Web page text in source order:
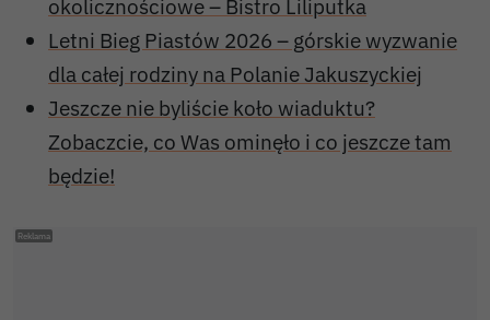
okolicznościowe – Bistro Liliputka
Letni Bieg Piastów 2026 – górskie wyzwanie
dla całej rodziny na Polanie Jakuszyckiej
Jeszcze nie byliście koło wiaduktu?
Zobaczcie, co Was ominęło i co jeszcze tam
będzie!